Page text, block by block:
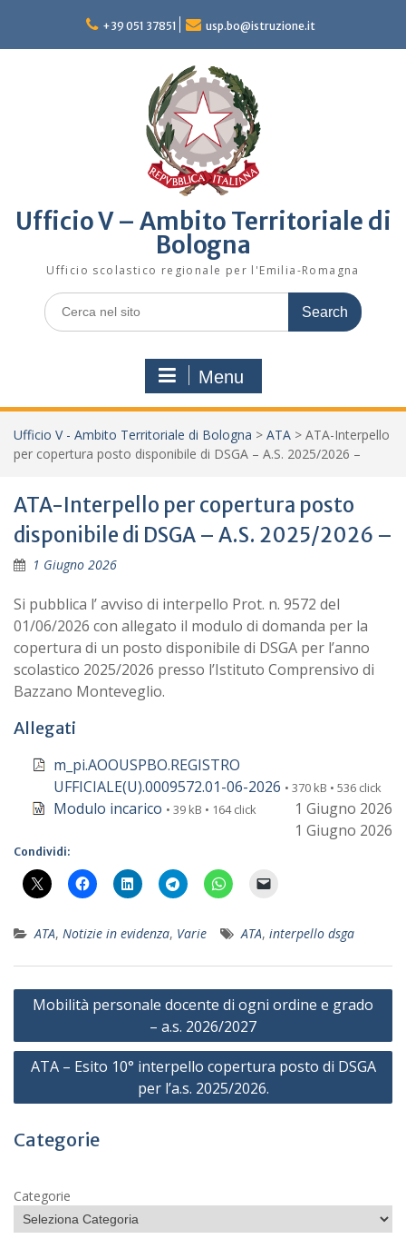
content
+39 051 37851 usp.bo@istruzione.it
Ufficio V – Ambito Territoriale di
Bologna
Ufficio scolastico regionale per l'Emilia-Romagna
Search
for:
Menu
Ufficio V - Ambito Territoriale di Bologna > ATA > ATA-Interpello
per copertura posto disponibile di DSGA – A.S. 2025/2026 –
ATA-Interpello per copertura posto
disponibile di DSGA – A.S. 2025/2026 –
1 Giugno 2026
Si pubblica l’ avviso di interpello Prot. n. 9572 del
01/06/2026 con allegato il modulo di domanda per la
copertura di un posto disponibile di DSGA per l’anno
scolastico 2025/2026 presso l’Istituto Comprensivo di
Bazzano Monteveglio.
Allegati
m_pi.AOOUSPBO.REGISTRO
UFFICIALE(U).0009572.01-06-2026 • 370 kB • 536 click
1 Giugno 2026
Modulo incarico • 39 kB • 164 click
1 Giugno 2026
Condividi:
ATA, Notizie in evidenza, Varie ATA, interpello dsga
Navigazione
Mobilità personale docente di ogni ordine e grado
– a.s. 2026/2027
ATA – Esito 10° interpello copertura posto di DSGA
per l’a.s. 2025/2026.
Categorie
Categorie